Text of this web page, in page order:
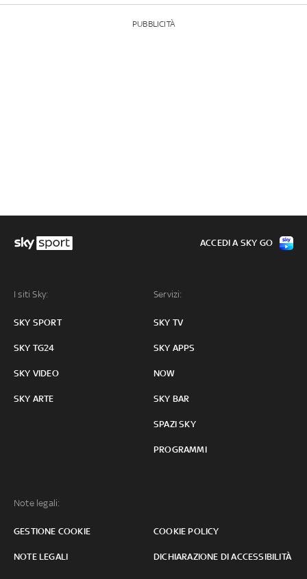
PUBBLICITÀ
I siti Sky:
SKY SPORT
SKY TG24
SKY VIDEO
SKY ARTE
Servizi:
SKY TV
SKY APPS
NOW
SKY BAR
SPAZI SKY
PROGRAMMI
Note legali:
GESTIONE COOKIE COOKIE POLICY
NOTE LEGALI DICHIARAZIONE DI ACCESSIBILITÀ
ACCEDI A SKY GO